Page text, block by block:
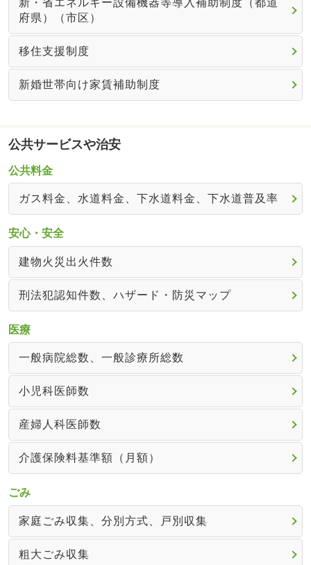
府県）（市区）
移住支援制度
新婚世帯向け家賃補助制度
公共サービスや治安
公共料金
ガス料金、水道料金、下水道料金、下水道普及率
安心・安全
建物火災出火件数
刑法犯認知件数、ハザード・防災マップ
医療
一般病院総数、一般診療所総数
小児科医師数
産婦人科医師数
介護保険料基準額（月額）
ごみ
家庭ごみ収集、分別方式、戸別収集
粗大ごみ収集